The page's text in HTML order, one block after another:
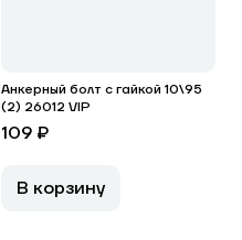
Анкерный болт с гайкой 10\95
(2) 26012 VIP
109 ₽
В корзину